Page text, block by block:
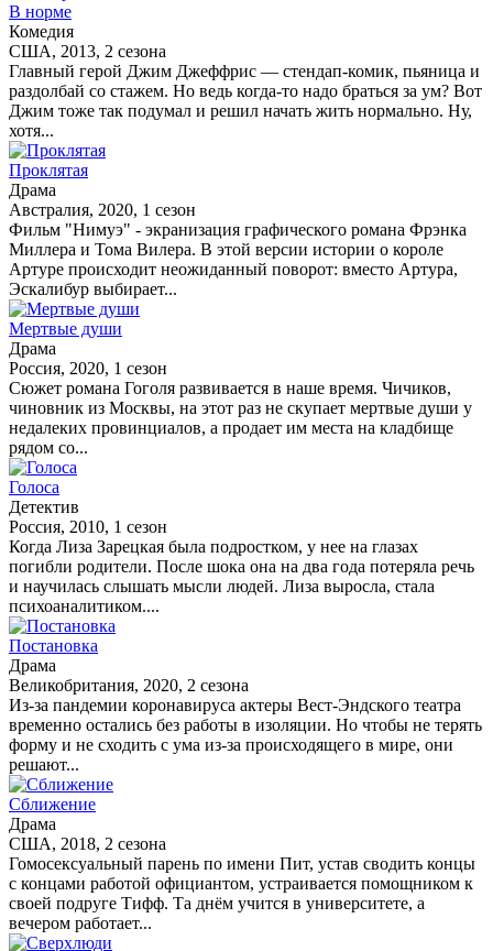
В норме
Комедия
США, 2013, 2 сезона
Главный герой Джим Джеффрис — стендап-комик, пьяница и
раздолбай со стажем. Но ведь когда-то надо браться за ум? Вот
Джим тоже так подумал и решил начать жить нормально. Ну,
хотя...
Проклятая
Драма
Австралия, 2020, 1 сезон
Фильм "Нимуэ" - экранизация графического романа Фрэнка
Миллера и Тома Вилера. В этой версии истории о короле
Артуре происходит неожиданный поворот: вместо Артура,
Эскалибур выбирает...
Мертвые души
Драма
Россия, 2020, 1 сезон
Сюжет романа Гоголя развивается в наше время. Чичиков,
чиновник из Москвы, на этот раз не скупает мертвые души у
недалеких провинциалов, а продает им места на кладбище
рядом со...
Голоса
Детектив
Россия, 2010, 1 сезон
Когда Лиза Зарецкая была подростком, у нее на глазах
погибли родители. После шока она на два года потеряла речь
и научилась слышать мысли людей. Лиза выросла, стала
психоаналитиком....
Постановка
Драма
Великобритания, 2020, 2 сезона
Из-за пандемии коронавируса актеры Вест-Эндского театра
временно остались без работы в изоляции. Но чтобы не терять
форму и не сходить с ума из-за происходящего в мире, они
решают...
Сближение
Драма
США, 2018, 2 сезона
Гомосексуальный парень по имени Пит, устав сводить концы
с концами работой официантом, устраивается помощником к
своей подруге Тифф. Та днём учится в университете, а
вечером работает...